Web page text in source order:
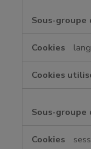
lang